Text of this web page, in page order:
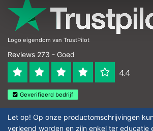
Logo eigendom van TrustPilot
Reviews 273 - Goed
4.4
Geverifieerd bedrijf
Let op! Op onze productomschrijvingen
verleend worden en zijn enkel ter educatie